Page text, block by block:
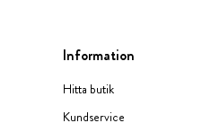
Information
Hitta butik
Kundservice